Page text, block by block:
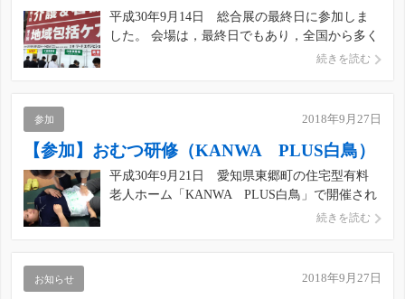
平成30年9月14日 総合展の最終日に参加しま
した。 会場は，最終日でもあり，全国から多く
の関係者で賑わっていました。 最新の医療及び
る「外国人技能実習生」のブースにも寄ってみ
続きを読む
参加 2018年9月27日
【参加】おむつ研修（KANWA PLUS白鳥）
平成30年9月21日 愛知県東郷町の住宅型有料
老人ホーム「KANWA PLUS白鳥」で開催され
た“おむつ研修”に当協会の会員全員で参加しま
ー１級”として第一線でご活躍中の日高明子先生
続きを読む
お知らせ 2018年9月27日